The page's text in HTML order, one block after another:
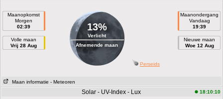
Maanopkomst
Morgen
02:39
Volle maan
Vrij 28 Aug
13%
Verlicht
Afnemende maan
Maanondergang
Vandaag
19:39
Nieuwe maan
Woe 12 Aug
Perseids
Maan informatie - Meteoren
Solar - UV-Index - Lux 18:10:10